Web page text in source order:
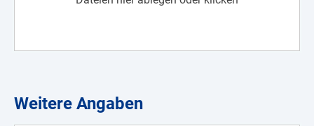
Weitere Angaben